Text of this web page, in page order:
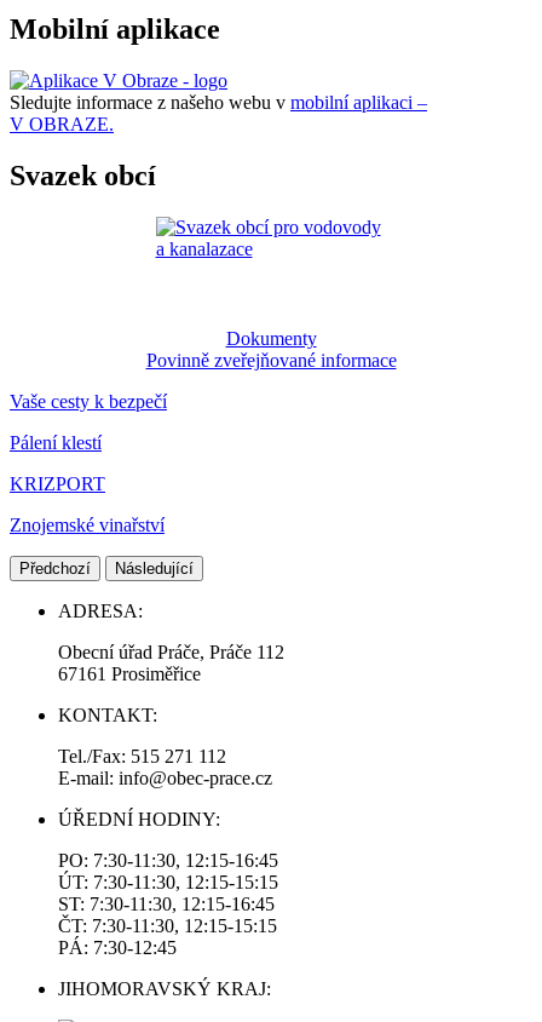
Mobilní aplikace
Sledujte informace z našeho webu v mobilní aplikaci –
V OBRAZE.
Svazek obcí
Dokumenty
Povinně zveřejňované informace
Vaše cesty k bezpečí
Pálení klestí
KRIZPORT
Znojemské vinařství
Předchozí Následující
ADRESA:
Obecní úřad Práče, Práče 112
67161 Prosiměřice
KONTAKT:
Tel./Fax: 515 271 112
E-mail: info@obec-prace.cz
ÚŘEDNÍ HODINY:
PO: 7:30-11:30, 12:15-16:45
ÚT: 7:30-11:30, 12:15-15:15
ST: 7:30-11:30, 12:15-16:45
ČT: 7:30-11:30, 12:15-15:15
PÁ: 7:30-12:45
JIHOMORAVSKÝ KRAJ: